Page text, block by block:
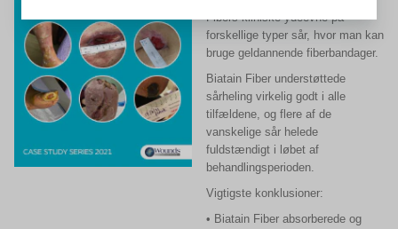
Fibers kliniske ydeevne på
forskellige typer sår, hvor man kan
bruge geldannende fiberbandager.
Biatain Fiber understøttede
sårheling virkelig godt i alle
tilfældene, og flere af de
vanskelige sår helede
fuldstændigt i løbet af
behandlingsperioden.
Vigtigste konklusioner:
• Biatain Fiber absorberede og